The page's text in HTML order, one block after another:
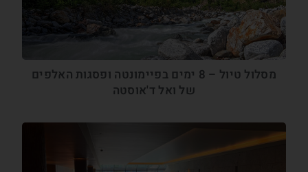
מסלול טיול – 8 ימים בפיימונטה ופסגות האלפים
של ואל ד'אוסטה